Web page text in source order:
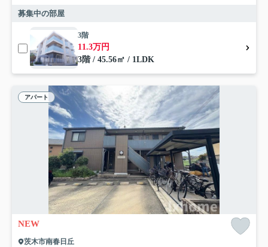
募集中の部屋
3階
11.3万円
3階 / 45.56㎡ / 1LDK
アパート
NEW
茨木市南春日丘